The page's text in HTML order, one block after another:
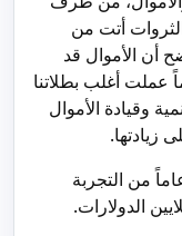
الثروات أتت من
أن الأموال قد
عملت أغلب بطلاتنا
تنمية وقيادة الأموال
زيادتها.
أحد الأثرياء: “لقد استغرق الأمر 20 عاماً من التجربة
الدولارات.